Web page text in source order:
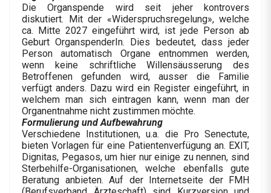
Die Organspende wird seit jeher kontrovers
diskutiert. Mit der «Widerspruchsregelung», welche
ca. Mitte 2027 eingeführt wird, ist jede Person ab
Geburt OrganspenderIn. Dies bedeutet, dass jeder
Person automatisch Organe entnommen werden,
wenn keine schriftliche Willensäusserung des
Betroffenen gefunden wird, ausser die Familie
verfügt anders. Dazu wird ein Register eingeführt, in
welchem man sich eintragen kann, wenn man der
Organentnahme nicht zustimmen möchte.
Formulierung und Aufbewahrung
Verschiedene Institutionen, u.a. die Pro Senectute,
bieten Vorlagen für eine Patientenverfügung an. EXIT,
Dignitas, Pegasos, um hier nur einige zu nennen, sind
Sterbehilfe-Organisationen, welche ebenfalls gute
Beratung anbieten. Auf der Internetseite der FMH